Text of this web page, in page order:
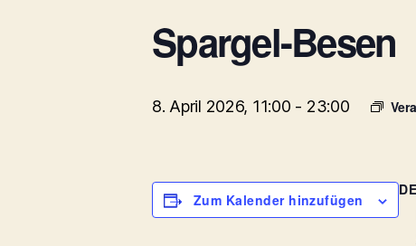
Spargel-Besen
8. April 2026, 11:00 - 23:00
Zum Kalender hinzufügen